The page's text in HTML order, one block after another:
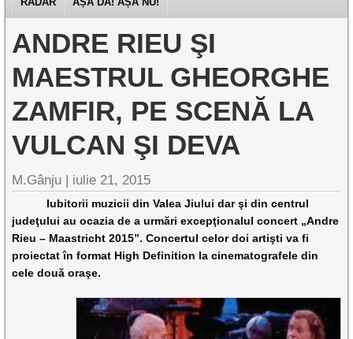
ANDRE RIEU ŞI
MAESTRUL GHEORGHE
ZAMFIR, PE SCENĂ LA
VULCAN ŞI DEVA
M.Gânju | iulie 21, 2015
Iubitorii muzicii din Valea Jiului dar şi din centrul
judeţului au ocazia de a urmări excepţionalul concert „Andre
Rieu – Maastricht 2015”. Concertul celor doi artişti va fi
proiectat în format High Definition la cinematografele din
cele două oraşe.